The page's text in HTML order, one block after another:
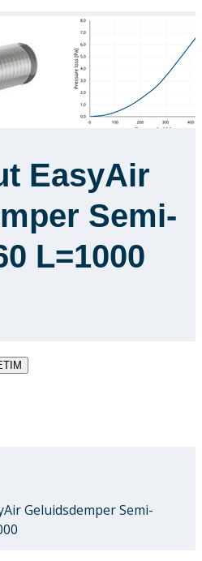
EasyAir
Semi-
L=1000
Geluidsdemper Semi-